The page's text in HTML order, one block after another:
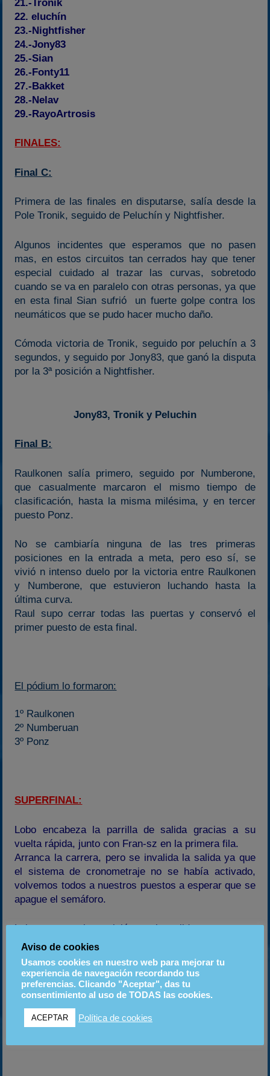
21.-Tronik
22. eluchín
23.-Nightfisher
24.-Jony83
25.-Sian
26.-Fonty11
27.-Bakket
28.-Nelav
29.-RayoArtrosis
FINALES:
Final C:
Primera de las finales en disputarse, salía desde la
Pole Tronik, seguido de Peluchín y Nightfisher.
Algunos incidentes que esperamos que no pasen
mas, en estos circuitos tan cerrados hay que tener
especial cuidado al trazar las curvas, sobretodo
cuando se va en paralelo con otras personas, ya que
en esta final Sian sufrió un fuerte golpe contra los
neumáticos que se pudo hacer mucho daño.
Cómoda victoria de Tronik, seguido por peluchín a 3
segundos, y seguido por Jony83, que ganó la disputa
por la 3ª posición a Nightfisher.
Jony83, Tronik y Peluchin
Final B:
Raulkonen salía primero, seguido por Numberone,
que casualmente marcaron el mismo tiempo de
clasificación, hasta la misma milésima, y en tercer
puesto Ponz.
No se cambiaría ninguna de las tres primeras
posiciones en la entrada a meta, pero eso sí, se
vivió n intenso duelo por la victoria entre Raulkonen
y Numberone, que estuvieron luchando hasta la
última curva.
Raul supo cerrar todas las puertas y conservó el
primer puesto de esta final.
El pódium lo formaron:
1º Raulkonen
2º Numberuan
3º Ponz
SUPERFINAL:
Lobo encabeza la parrilla de salida gracias a su
vuelta rápida, junto con Fran-sz en la primera fila.
Arranca la carrera, pero se invalida la salida ya que
el sistema de cronometraje no se había activado,
volvemos todos a nuestros puestos a esperar que se
apague el semáforo.
Lobo aguanta la posición en la salida pese a que
Fran-sz consigue ponerse en paralelo con él, las 8 o
9 vueltas siguientes le consigue cerrar en todas las
curvas, que pese a ir mas rápido Fran, no consigue
encontrar el hueco.
Axel llega a colocarse detrás de Fran-sz, y tras 4 o 5
vueltas luchando el grupo de las tres personas de
cabeza, se conigue colocar 2º a falta de 2 vueltas
Aviso de cookies
Usamos cookies en nuestro web para mejorar tu
experiencia de navegación recordando tus
preferencias. Clicando "Aceptar", das tu
consentimiento al uso de TODAS las cookies.
ACEPTAR Política de cookies